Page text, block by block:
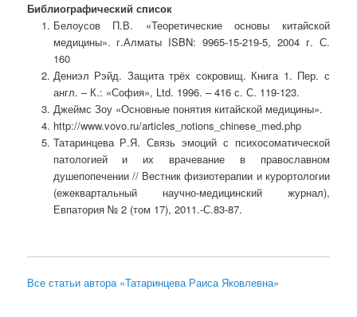
Библиографический список
Белоусов П.В. «Теоретические основы китайской
медицины». г.Алматы ISBN: 9965-15-219-5, 2004 г. С.
160
Дениэл Рэйд. Защита трёх сокровищ. Книга 1. Пер. с
англ. – К.: «София», Ltd. 1996. – 416 с. С. 119-123.
Джеймс Зоу «Основные понятия китайской медицины».
http://www.vovo.ru/articles_notions_chinese_med.php
Татаринцева Р.Я. Связь эмоций с психосоматической
патологией и их врачевание в православном
душепопечении // Вестник физиотерапии и курортологии
(ежеквартальный научно-медицинский журнал),
Евпатория № 2 (том 17), 2011.-С.83-87.
Все статьи автора «Татаринцева Раиса Яковлевна»